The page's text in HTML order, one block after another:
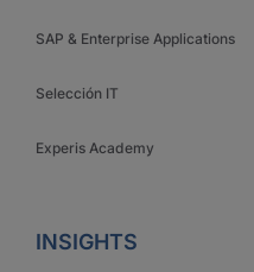
SAP & Enterprise Applications
Selección IT
Experis Academy
INSIGHTS